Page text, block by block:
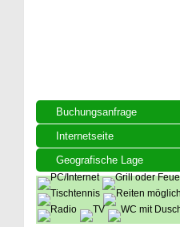
Buchungsanfrage
Internetseite
Geografische Lage